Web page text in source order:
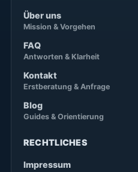
Über uns
Mission & Vorgehen
FAQ
Antworten & Klarheit
Kontakt
Erstberatung & Anfrage
Blog
Guides & Orientierung
RECHTLICHES
Impressum